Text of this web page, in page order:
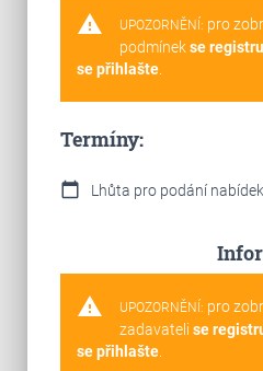
warning UPOZORNĚNÍ: pro
podmínekse
se přihlašte.
Termíny:
calendar_today Lhůta pro podání
warning UPOZORNĚNÍ: pro
zadavateli se
se přihlašte.